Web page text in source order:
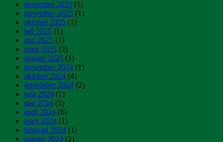
december 2025 (1)
november 2025 (1)
oktober 2025 (1)
juli 2025 (1)
maj 2025 (1)
mars 2025 (2)
januari 2025 (1)
november 2024 (1)
oktober 2024 (4)
september 2024 (2)
juni 2024 (1)
maj 2024 (5)
april 2024 (6)
mars 2024 (1)
februari 2024 (1)
januari 2024 (2)